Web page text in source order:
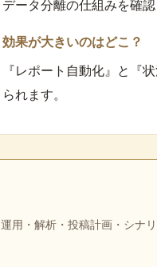
データ分離の仕組みを確認
効果が大きいのはどこ？
『レポート自動化』と『
られます。
運用・解析・投稿計画・シナ